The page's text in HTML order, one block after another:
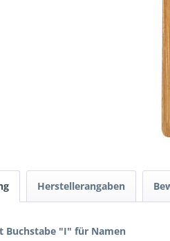
Herstellerangaben
Buchstabe "I" für Namen